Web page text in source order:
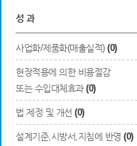
성 과
사업화/제품화(매출실적) (0)
현장적용에 의한 비용절감
또는 수입대체효과 (0)
법 제정 및 개선 (0)
설계기준,시방서,지침에 반영 (0)
※ 기술개발로 발생한 신제품의
Total3건
번호
1 투명 디스플레이